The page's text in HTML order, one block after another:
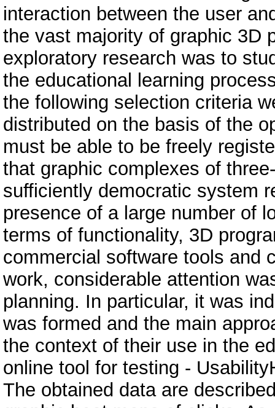
interaction between the user
the vast majority of graphic 3D
exploratory research was to
the educational learning
the following selection criteria
distributed on the basis of the
must be able to be freely
that graphic complexes of
sufficiently democratic system
presence of a large number of
terms of functionality, 3D
commercial software tools and
work, considerable attention
planning. In particular, it was
was formed and the main
the context of their use in the
online tool for testing -
The obtained data are